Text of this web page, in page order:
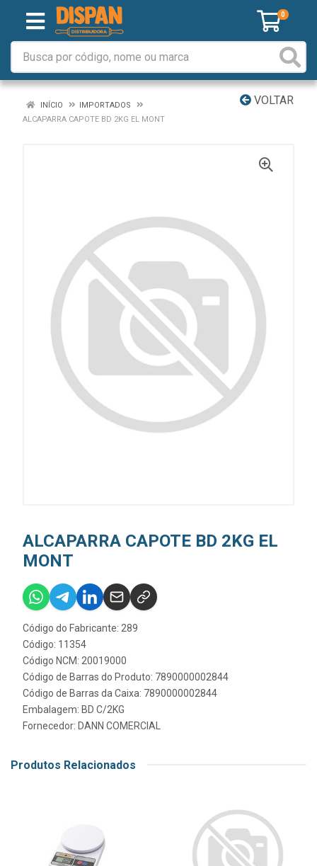
0
VOLTAR
INÍCIO
IMPORTADOS
ALCAPARRA CAPOTE BD 2KG EL MONT
ALCAPARRA CAPOTE BD 2KG EL
MONT
Código do Fabricante: 289
Código: 11354
Código NCM: 20019000
Código de Barras do Produto: 7890000002844
Código de Barras da Caixa: 7890000002844
Embalagem: BD C/2KG
Fornecedor: DANN COMERCIAL
Produtos Relacionados